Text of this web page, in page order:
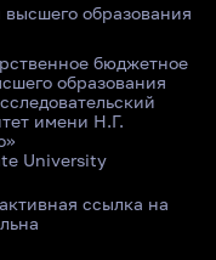
образования
бюджетное
образования
имени Н.Г.
University
ссылка на